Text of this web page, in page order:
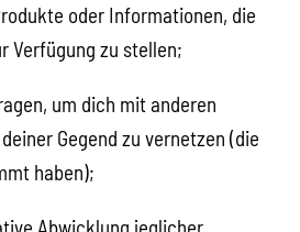
oder Informationen, die
Verfügung zu stellen;
um dich mit anderen
Gegend zu vernetzen (die
haben);